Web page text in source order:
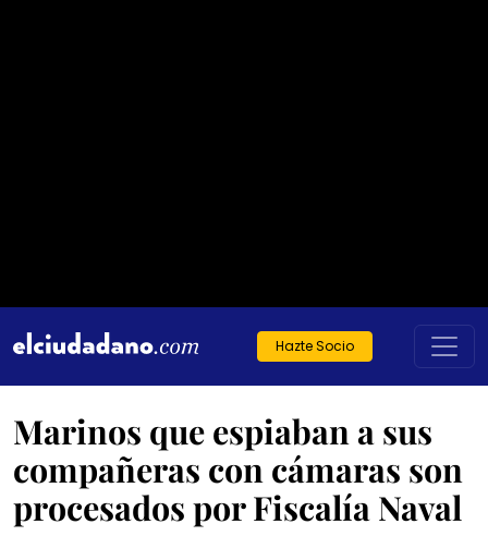
Hazte Socio
Marinos que espiaban a sus
compañeras con cámaras son
procesados por Fiscalía Naval